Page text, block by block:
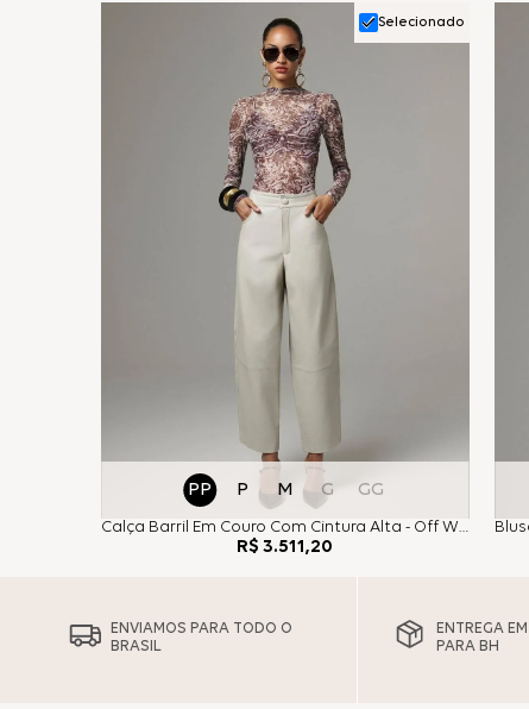
Selecionado
PP P M G GG
Calça Barril Em Couro Com Cintura Alta - Off White
R$ 3.511,20
ENVIAMOS PARA TODO O
BRASIL
ENTREGA
PARA BH